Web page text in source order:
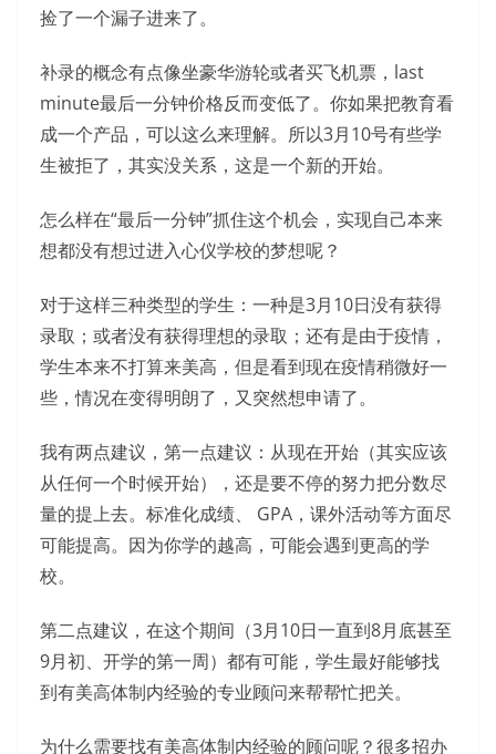
捡了一个漏子进来了。
补录的概念有点像坐豪华游轮或者买飞机票，last
minute最后一分钟价格反而变低了。你如果把教育看
成一个产品，可以这么来理解。所以3月10号有些学
生被拒了，其实没关系，这是一个新的开始。
怎么样在“最后一分钟”抓住这个机会，实现自己本来
想都没有想过进入心仪学校的梦想呢？
对于这样三种类型的学生：一种是3月10日没有获得
录取；或者没有获得理想的录取；还有是由于疫情，
学生本来不打算来美高，但是看到现在疫情稍微好一
些，情况在变得明朗了，又突然想申请了。
我有两点建议，第一点建议：从现在开始（其实应该
从任何一个时候开始），还是要不停的努力把分数尽
量的提上去。标准化成绩、 GPA，课外活动等方面尽
可能提高。因为你学的越高，可能会遇到更高的学
校。
第二点建议，在这个期间（3月10日一直到8月底甚至
9月初、开学的第一周）都有可能，学生最好能够找
到有美高体制内经验的专业顾问来帮帮忙把关。
为什么需要找有美高体制内经验的顾问呢？很多招办